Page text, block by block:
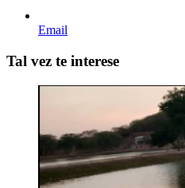
Email
Tal vez te interese